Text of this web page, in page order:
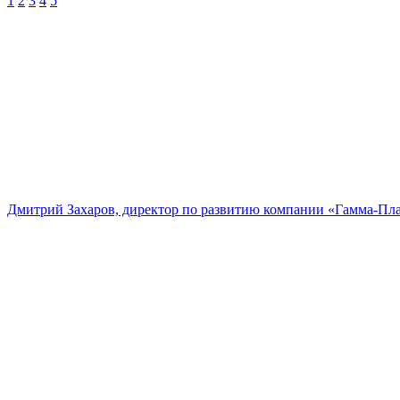
Дмитрий Захаров, директор по развитию компании «Гамма-